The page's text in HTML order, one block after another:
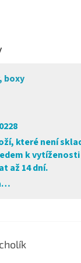
boxy
které není
k
až 14 dní.
je 4 z 5